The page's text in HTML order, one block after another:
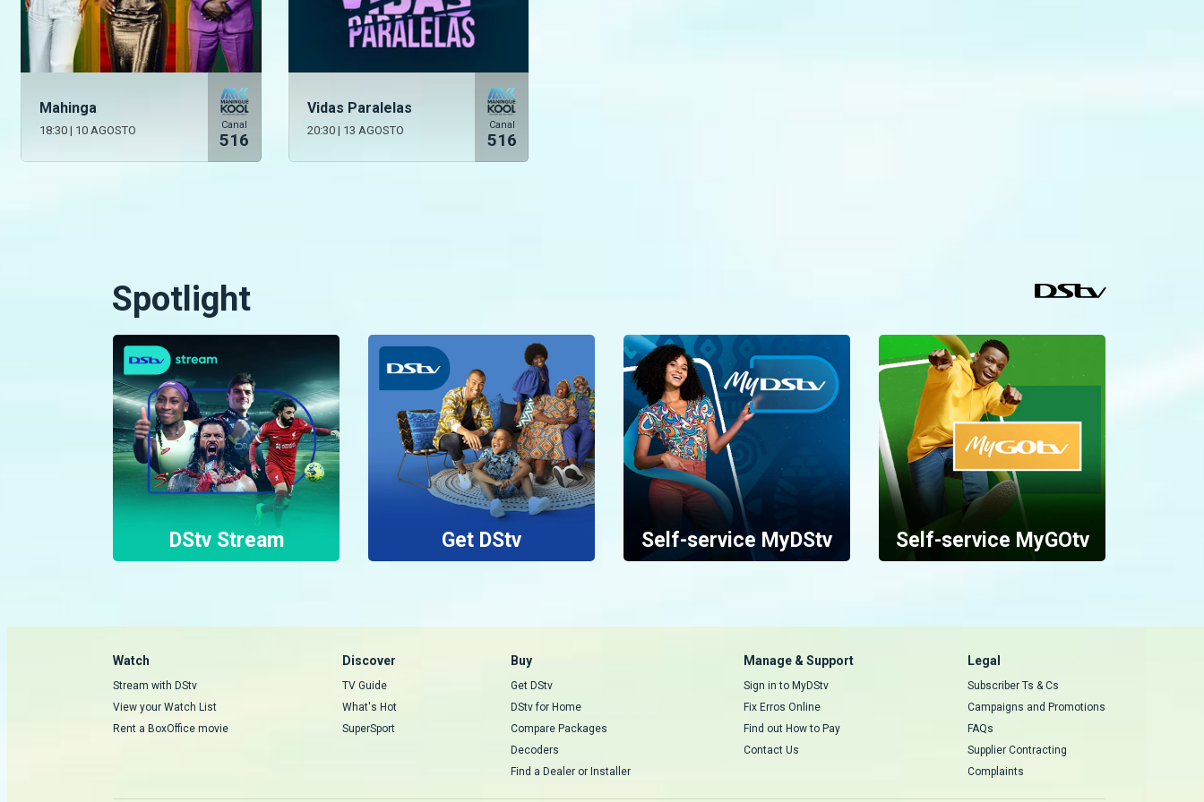
Mahinga
18:30 | 10 AGOSTO Canal
516
Vidas Paralelas
20:30 | 13 AGOSTO Canal
516
Spotlight
DStv Stream Get DStv Self-service MyDStv Self-service MyGOtv
Watch
Stream with DStv
View your Watch List
Rent a BoxOffice movie
Discover
TV Guide
What's Hot
SuperSport
Buy
Get DStv
DStv for Home
Compare Packages
Decoders
Find a Dealer or Installer
Manage & Support
Sign in to MyDStv
Fix Erros Online
Find out How to Pay
Contact Us
Legal
Subscriber Ts & Cs
Campaigns and Promotions
FAQs
Supplier Contracting
Complaints